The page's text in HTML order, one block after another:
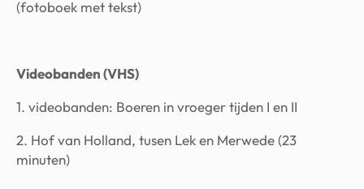
(fotoboek met tekst)
Videobanden (VHS)
1. videobanden: Boeren in vroeger tijden I en II
2. Hof van Holland, tusen Lek en Merwede (23
minuten)